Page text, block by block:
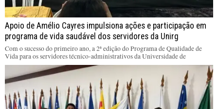
Apoio de Amélio Cayres impulsiona ações e participação em
programa de vida saudável dos servidores da Unirg
Com o sucesso do primeiro ano, a 2ª edição do Programa de Qualidade de
Vida para os servidores técnico-administrativos da Universidade de